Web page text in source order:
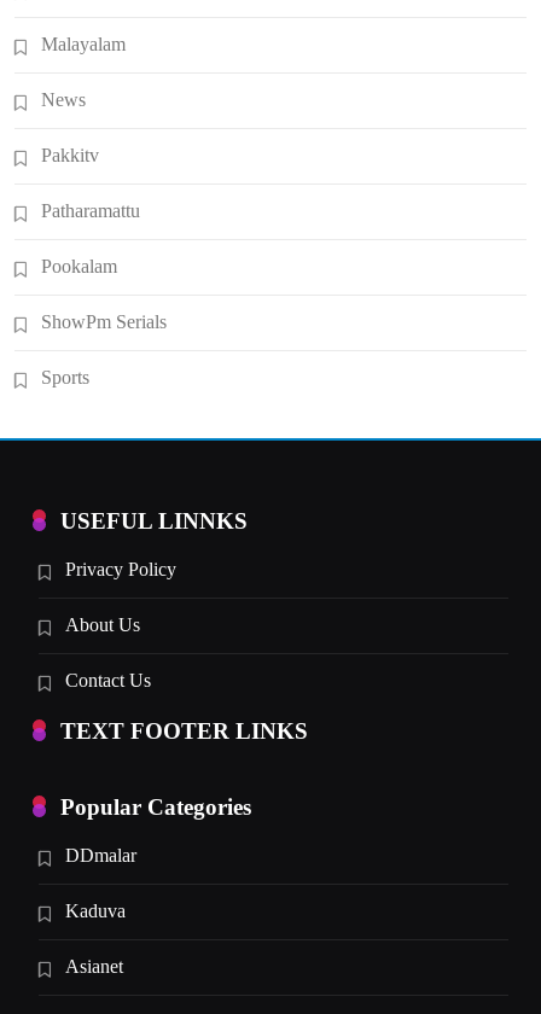
Malayalam
News
Pakkitv
Patharamattu
Pookalam
ShowPm Serials
Sports
USEFUL LINNKS
Privacy Policy
About Us
Contact Us
TEXT FOOTER LINKS
Popular Categories
DDmalar
Kaduva
Asianet